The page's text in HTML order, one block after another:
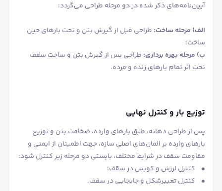
آیین‌نامه‌های ذکر شده در دو مرحله طراحی می‌گردد:
الف) مرحله ساخت: طراحی قبل از گیرش بتن و تحت بارهای حین
ساخت؛
ب) مرحله بهره برداری: طراحی پس از گیرش بتن و ساخت سقف
تحت اثر تمام بارهای زنده و مرده.
توزیع بار و کنترل نهایی
پس از طراحی دهانه، طبق بارهای وارده، ضخامت بتن و توزیع
بارهای وارده بر المان‌های اصلی سازه، جهت اطمینان از ایمنی و
مقاومت سقف در شرایط مختلف، بایستی دو مرحله زیر کنترل شود:
• کنترل لرزش و کوبش در سقف؛
• کنترل تغییرشکل و جابجایی در سقف.